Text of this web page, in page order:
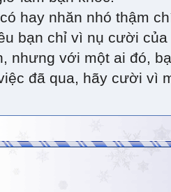
hay nhăn nhó thậm
bạn chỉ vì nụ cười
nhưng với một ai đó,
đã qua, hãy cười vì